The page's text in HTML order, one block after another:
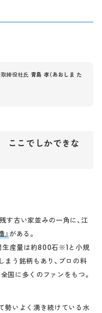
締役杜氏 青島 孝（あおしま た
ここでしかできな
す古い家並みの一角に、江
』がある。
間生産量は約800石※1と小規
まう銘柄もあり、プロの料
国に多くのファンをもつ。
勢いよく湧き続けている水